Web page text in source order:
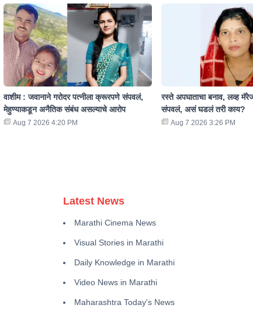
वाशीम : जवानाने गरोदर पत्नीला क्रूरपणे संपवलं,
मेहुण्याकडून अनैतिक संबंध असल्याचे आरोप
Aug 7 2026 4:20 PM
रस्ते अपघाताचा बनाव, लव्ह
संपवलं, असं घडलं तरी काय?
Aug 7 2026 3:26 PM
Latest News
Marathi Cinema News
Visual Stories in Marathi
Daily Knowledge in Marathi
Video News in Marathi
Maharashtra Today's News